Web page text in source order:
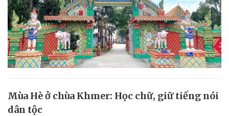
Mùa Hè ở chùa Khmer: Học chữ, giữ tiếng nói
dân tộc